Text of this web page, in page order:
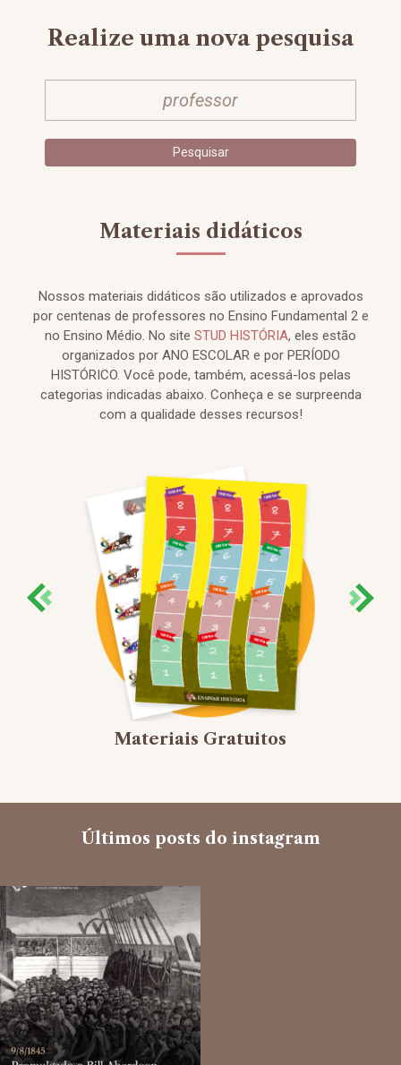
Realize uma nova pesquisa
Materiais didáticos
Nossos materiais didáticos são utilizados e aprovados
por centenas de professores no Ensino Fundamental 2 e
no Ensino Médio. No site STUD HISTÓRIA, eles estão
organizados por ANO ESCOLAR e por PERÍODO
HISTÓRICO. Você pode, também, acessá-los pelas
categorias indicadas abaixo. Conheça e se surpreenda
com a qualidade desses recursos!
Materiais Gratuitos
Últimos posts do instagram